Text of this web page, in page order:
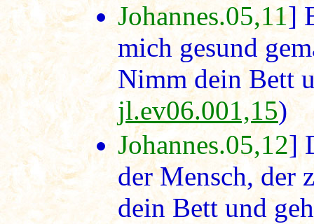
Johannes.05,11]
mich gesund
Nimm dein Bett
jl.ev06.001,15)
Johannes.05,12]
der Mensch, der
dein Bett und